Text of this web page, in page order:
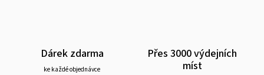
Dárek zdarma
ke každé objednávce
Přes 3000 výdejních
míst